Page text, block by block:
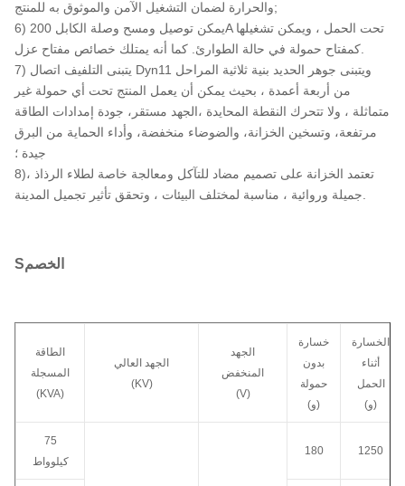
والحرارة لضمان التشغيل الآمن والموثوق به للمنتج;
6) يمكن توصيل ومسح وصلة الكابل 200A تحت الحمل ، ويمكن تشغيلها
كمفتاح حمولة في حالة الطوارئ. كما أنه يمتلك خصائص مفتاح عزل.
7) يتبنى التلفيف اتصال Dyn11 ويتبنى جوهر الحديد بنية ثلاثية المراحل
من أربعة أعمدة ، بحيث يمكن أن يعمل المنتج تحت أي حمولة غير
متماثلة ، ولا تتحرك النقطة المحايدة ،الجهد مستقر، جودة إمدادات الطاقة
مرتفعة، وتسخين الخزانة، والضوضاء منخفضة، وأداء الحماية من البرق
جيدة ؛
8)تعتمد الخزانة على تصميم مضاد للتآكل ومعالجة خاصة لطلاء الرذاذ ،
جميلة وروائية ، مناسبة لمختلف البيئات ، وتحقق تأثير تجميل المدينة.
Sالخصم
الطاقة
المسجلة
(KVA)
الجهد العالي
(KV)
الجهد
المنخفض
(V)
خسارة
بدون
حمولة
(و)
الخسارة
أثناء
الحمل
(و)
75
كيلوواط
180 1250